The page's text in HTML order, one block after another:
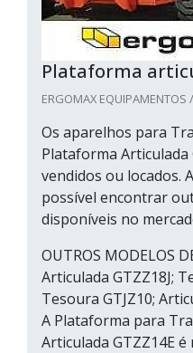
Plataforma
ERGOMAX
Os aparelhos para
Plataforma Articulada
vendidos ou locados.
possível encontrar
disponíveis no
OUTROS MODELOS
Articulada GTZZ18J;
Tesoura GTJZ10;
A Plataforma para
Articulada GTZZ14E